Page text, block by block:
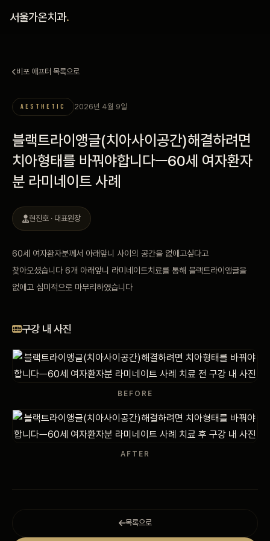
서울가온치과.
커뮤니티
의료진
안내
예약 안내
블로그
비포 애프터
공지사항
치과 백과사전
회원가입 / 로그인
비포 애프터 목록으로
AESTHETIC 2026년 4월 9일
블랙트라이앵글(치아사이공간)해결하려면
치아형태를 바꿔야합니다ㅡ60세 여자환자
분 라미네이트 사례
현진호 · 대표원장
60세 여자환자분께서 아래앞니 사이의 공간을 없애고싶다고
찾아오셨습니다 6개 아래앞니 라미네이트치료를 통해 블랙트라이앵글을
없애고 심미적으로 마무리하였습니다
구강 내 사진
BEFORE
AFTER
목록으로